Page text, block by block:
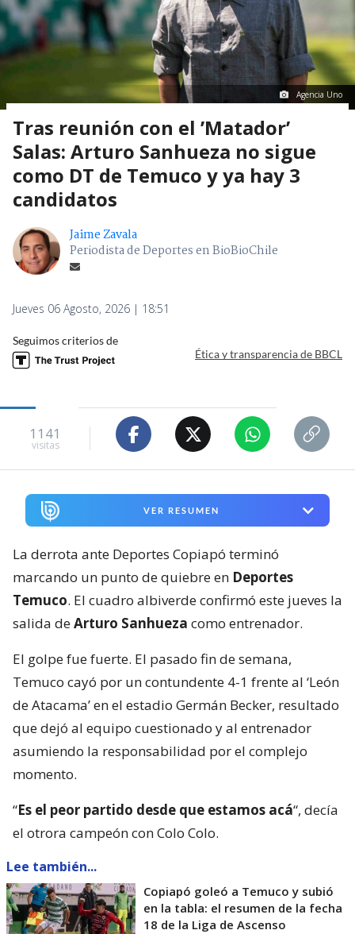
Agencia Uno
Tras reunión con el ’Matador’
Salas: Arturo Sanhueza no sigue
como DT de Temuco y ya hay 3
candidatos
Jaime Zavala
Periodista de Deportes en BioBioChile
Jueves 06 Agosto, 2026 | 18:51
Seguimos criterios de
Ética y transparencia de BBCL
1141
visitas
VER RESUMEN
La derrota ante Deportes Copiapó terminó
marcando un punto de quiebre en Deportes
Temuco. El cuadro albiverde confirmó este jueves la
salida deArturo Sanhueza como entrenador.
El golpe fue fuerte. El pasado fin de semana,
Temuco cayó por un contundente 4-1 frente al ‘León
de Atacama’ en el estadio Germán Becker, resultado
que dejó al equipo cuestionado y al entrenador
asumiendo la responsabilidad por el complejo
momento.
“Es el peor partido desde que estamos acá“, decía
el otrora campeón con Colo Colo.
Lee también...
Copiapó goleó a Temuco y subió
en la tabla: el resumen de la fecha
18 de la Liga de Ascenso